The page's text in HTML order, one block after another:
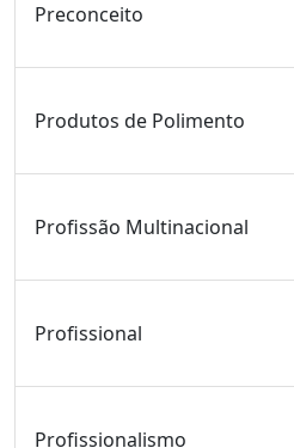
Preconceito
Produtos de Polimento
Profissão Multinacional
Profissional
Profissionalismo